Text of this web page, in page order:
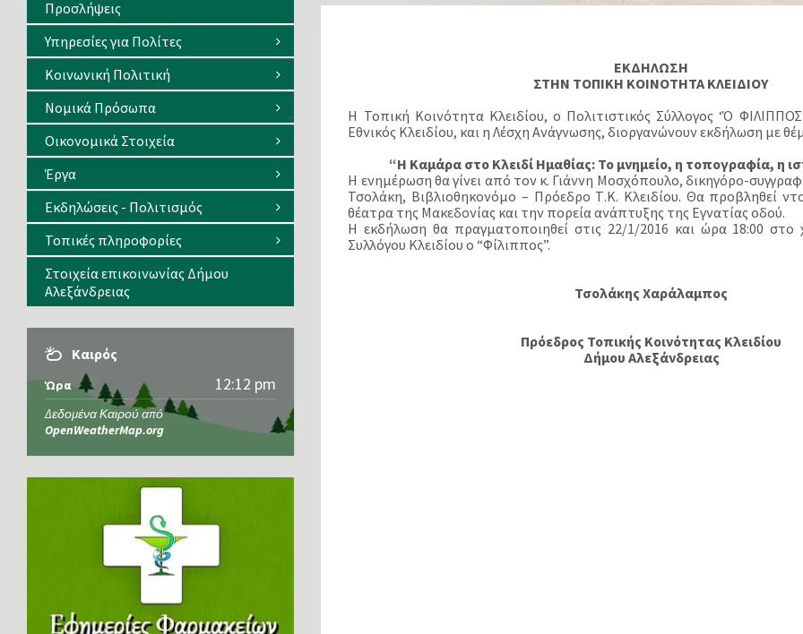
ΕΚΔΗΛΩΣΗ
ΣΤΗΝ ΤΟΠΙΚΗ ΚΟΙΝΟΤΗΤΑ ΚΛΕΙΔΙΟΥ
Η Τοπική Κοινότητα Κλειδίου, ο Πολιτιστικός Σύλλογος ‘Ό
Εθνικός Κλειδίου, και η Λέσχη Ανάγνωσης, διοργανώνουν εκδήλωση με
“Η Καμάρα στο Κλειδί Ημαθίας: Το μνημείο, η τοπογραφία, η
Η ενημέρωση θα γίνει από τον κ. Γιάννη Μοσχόπουλο, δικηγόρο-
Τσολάκη, Bιβλιοθηκονόμο – Πρόεδρο Τ.Κ. Κλειδίου. Θα προβληθεί
θέατρα της Μακεδονίας και την πορεία ανάπτυξης της Εγνατίας οδού.
Η εκδήλωση θα πραγματοποιηθεί στις 22/1/2016 και ώρα 18:00 στο
Συλλόγου Κλειδίου ο “Φίλιππος”.
Τσολάκης Χαράλαμπος
Πρόεδρος Τοπικής Κοινότητας Κλειδίου
Δήμου Αλεξάνδρειας
Προσλήψεις
Υπηρεσίες για Πολίτες
Κοινωνική Πολιτική
Νομικά Πρόσωπα
Οικονομικά Στοιχεία
Έργα
Εκδηλώσεις - Πολιτισμός
Τοπικές πληροφορίες
Στοιχεία επικοινωνίας Δήμου
Αλεξάνδρειας
Καιρός
Ώρα 12:12 pm
Δεδομένα Καιρού από
OpenWeatherMap.org